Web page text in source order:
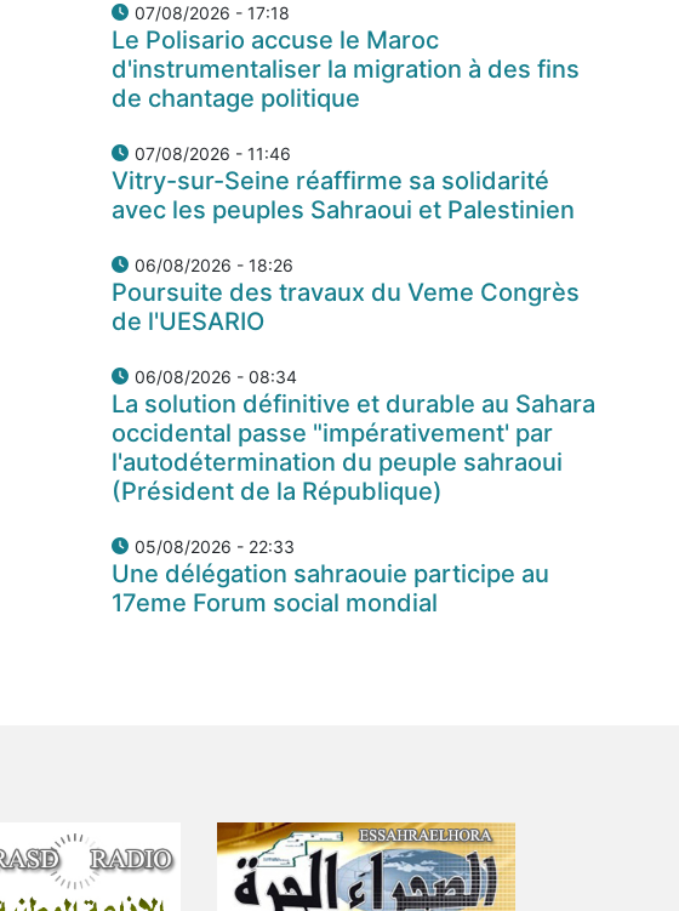
07/08/2026 - 17:18
Le Polisario accuse le Maroc
d'instrumentaliser la migration à des fins
de chantage politique
07/08/2026 - 11:46
Vitry-sur-Seine réaffirme sa solidarité
avec les peuples Sahraoui et Palestinien
06/08/2026 - 18:26
Poursuite des travaux du Veme Congrès
de l'UESARIO
06/08/2026 - 08:34
La solution définitive et durable au Sahara
occidental passe "impérativement' par
l'autodétermination du peuple sahraoui
(Président de la République)
05/08/2026 - 22:33
Une délégation sahraouie participe au
17eme Forum social mondial